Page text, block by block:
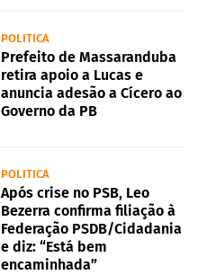
POLITICA
Prefeito de Massaranduba
retira apoio a Lucas e
anuncia adesão a Cícero ao
Governo da PB
POLITICA
Após crise no PSB, Leo
Bezerra confirma filiação à
Federação PSDB/Cidadania
e diz: “Está bem
encaminhada”